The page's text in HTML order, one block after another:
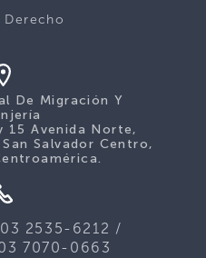
Derecho
De Migración Y
15 Avenida Norte,
Salvador Centro,
2535-6212 /
7070-0663